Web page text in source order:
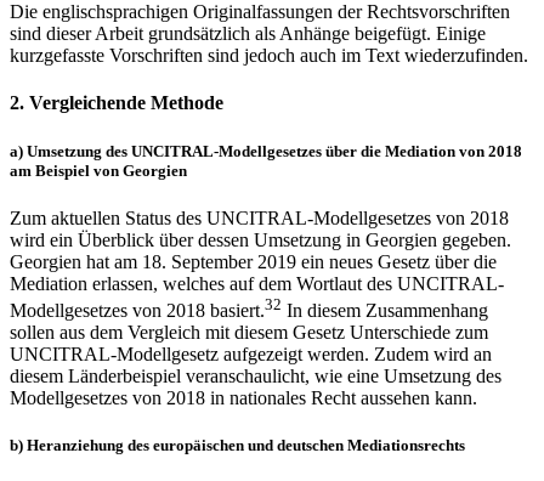
Die englischsprachigen Originalfassungen der Rechtsvorschriften
sind dieser Arbeit grundsätzlich als Anhänge beigefügt. Einige
kurzgefasste Vorschriften sind jedoch auch im Text wiederzufinden.
2. Vergleichende Methode
a) Umsetzung des UNCITRAL-Modellgesetzes über die Mediation von 2018
am Beispiel von Georgien
Zum aktuellen Status des UNCITRAL-Modellgesetzes von 2018
wird ein Überblick über dessen Umsetzung in Georgien gegeben.
Georgien hat am 18. September 2019 ein neues Gesetz über die
Mediation erlassen, welches auf dem Wortlaut des UNCITRAL-
Modellgesetzes von 2018 basiert.32 In diesem Zusammenhang
sollen aus dem Vergleich mit diesem Gesetz Unterschiede zum
UNCITRAL-Modellgesetz aufgezeigt werden. Zudem wird an
diesem Länderbeispiel veranschaulicht, wie eine Umsetzung des
Modellgesetzes von 2018 in nationales Recht aussehen kann.
b) Heranziehung des europäischen und deutschen Mediationsrechts